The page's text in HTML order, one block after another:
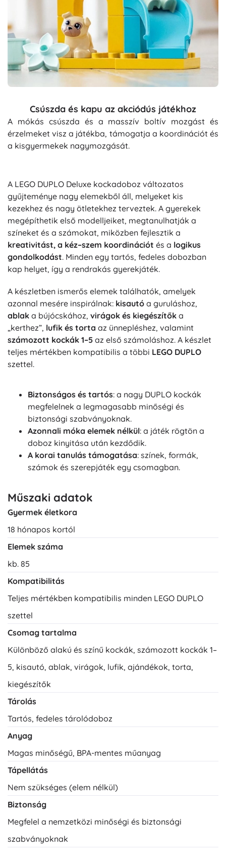
Csúszda és kapu az akciódús játékhoz
A mókás csúszda és a masszív boltív mozgást és
érzelmeket visz a játékba, támogatja a koordinációt és
a kisgyermekek nagymozgását.
A LEGO DUPLO Deluxe kockadoboz változatos
gyűjteménye nagy elemekből áll, melyeket kis
kezekhez és nagy ötletekhez terveztek. A gyerekek
megépíthetik első modelljeiket, megtanulhatják a
színeket és a számokat, miközben fejlesztik a
kreativitást, a kéz–szem koordinációt és a logikus
gondolkodást. Minden egy tartós, fedeles dobozban
kap helyet, így a rendrakás gyerekjáték.
A készletben ismerős elemek találhatók, amelyek
azonnal mesére inspirálnak: kisautó a guruláshoz,
ablak a bújócskához, virágok és kiegészítők a
„kerthez”, lufik és torta az ünnepléshez, valamint
számozott kockák 1–5 az első számoláshoz. A készlet
teljes mértékben kompatibilis a többi LEGO DUPLO
szettel.
Biztonságos és tartós: a nagy DUPLO kockák
megfelelnek a legmagasabb minőségi és
biztonsági szabványoknak.
Azonnali móka elemek nélkül: a játék rögtön a
doboz kinyitása után kezdődik.
A korai tanulás támogatása: színek, formák,
számok és szerepjáték egy csomagban.
Műszaki adatok
Gyermek életkora
18 hónapos kortól
Elemek száma
kb. 85
Kompatibilitás
Teljes mértékben kompatibilis minden LEGO DUPLO
szettel
Csomag tartalma
Különböző alakú és színű kockák, számozott kockák 1–
5, kisautó, ablak, virágok, lufik, ajándékok, torta,
kiegészítők
Tárolás
Tartós, fedeles tárolódoboz
Anyag
Magas minőségű, BPA-mentes műanyag
Tápellátás
Nem szükséges (elem nélkül)
Biztonság
Megfelel a nemzetközi minőségi és biztonsági
szabványoknak